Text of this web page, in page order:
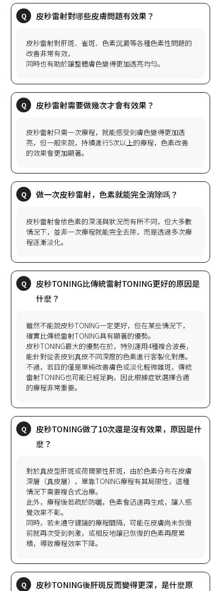
皮秒雷射對肝斑、雀斑、色素沉澱等各種色素性問題的
改善非常有效，
皮秒雷射只需一次療程，就能感受到膚色變得更加透
亮，但一般來說，持續進行5次以上的療程，色素改善
皮秒雷射會依色素的深淺與狀況而有所不同，但大多數
情況下，並非一次療程就能完全去除，而是透過多次療
皮秒TONING比傳統雷射TONING更好的原因是
雖然不能說皮秒TONING一定更好，但在某些情況下，
確實比傳統雷射TONING具有顯著的優勢。
皮秒TONING最大的優勢在於，特別運用4種複合波長，
能針對從表皮到真皮不同深度的色素進行客製化對應。
不過，若目的僅是單純改善膚色或淡化輕微雜斑，傳統
雷射TONING也可能已經足夠，因此根據症狀選擇合適
皮秒TONING做了10次還是沒有效果，原因是什
對於真皮型肝斑或荷爾蒙性肝斑，由於色素分布在皮膚
深層（真皮層），單靠TONING療程有其局限性，這種
情況下需要複合式治療。
此外，療程後若疏於防曬，色素會迅速再生成，讓人感
覺效果不彰。
同時，若未遵守建議的療程間隔，可能在皮膚尚未恢復
前就再次受到刺激，或相反地讓已恢復的色素再度累
皮秒TONING後肝斑反而變得更深，是什麼原